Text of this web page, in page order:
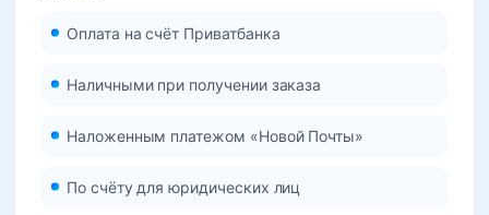
Оплата на счёт Приватбанка
Наличными при получении заказа
Наложенным платежом «Новой Почты»
По счёту для юридических лиц